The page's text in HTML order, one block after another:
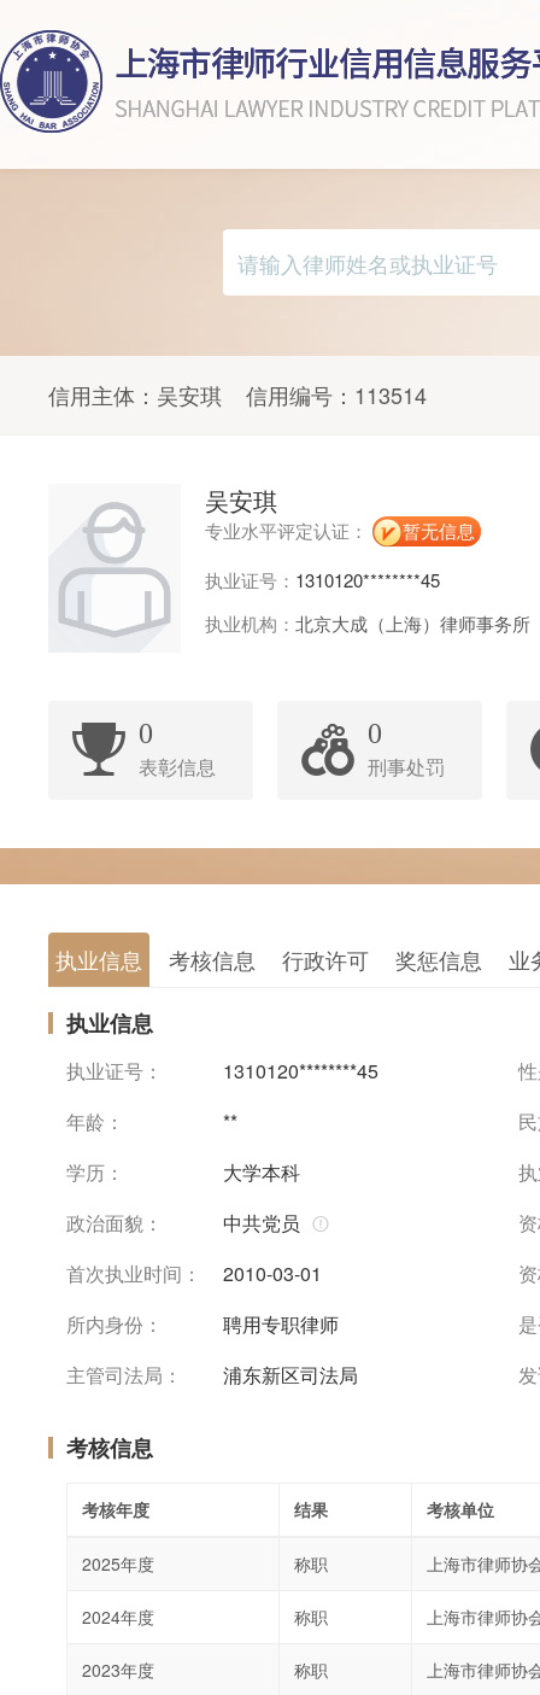
信用主体： 吴安琪 信用编号： 113514
吴安琪
专业水平评定认证：
暂无信息
执业证号： 1310120********45
执业机构： 北京大成（上海）律师事务所
0
表彰信息
0
刑事处罚
执业信息 考核信息 行政许可 奖惩信息 业
执业信息
执业证号： 1310120********45
年龄：
**
学历：
大学本科
政治面貌：
中共党员
首次执业时间：
2010-03-01
所内身份：
聘用专职律师
主管司法局：
浦东新区司法局
考核信息
考核年度 结果 考核单位
2025年度 称职 上海市律师协
2024年度 称职 上海市律师协
2023年度 称职 上海市律师协